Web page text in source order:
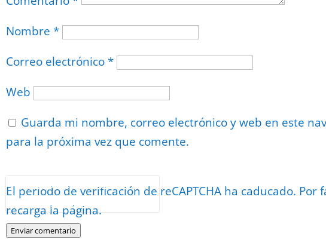
Nombre *
Correo electrónico *
Web
Guarda mi nombre, correo electrónico y web en este
para la próxima vez que comente.
El periodo de verificación de reCAPTCHA ha caducado. Por
recarga la página.
Enviar comentario
Protegidos por reCAPTCHA
Términos